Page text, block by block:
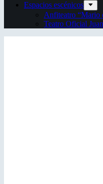
Espacios escénicos
Anfiteatro “Mario
Teatro Oficial